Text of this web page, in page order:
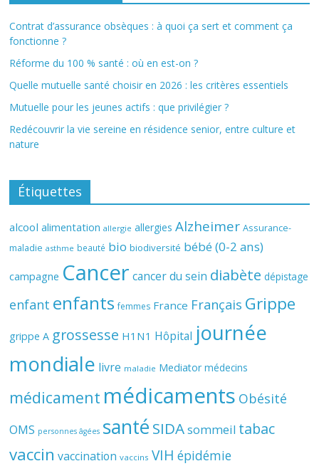
Contrat d’assurance obsèques : à quoi ça sert et comment ça
fonctionne ?
Réforme du 100 % santé : où en est-on ?
Quelle mutuelle santé choisir en 2026 : les critères essentiels
Mutuelle pour les jeunes actifs : que privilégier ?
Redécouvrir la vie sereine en résidence senior, entre culture et
nature
Étiquettes
alcool alimentation allergie allergies Alzheimer Assurance-
maladie asthme beauté bio biodiversité bébé (0-2 ans)
campagne Cancer cancer du sein diabète dépistage
enfant enfants femmes France Français Grippe
grippe A grossesse H1N1 Hôpital journée
mondiale livre maladie Mediator médecins
médicament médicaments Obésité
OMS personnes âgées santé SIDAsommeil tabac
vaccin vaccination vaccins VIH épidémie